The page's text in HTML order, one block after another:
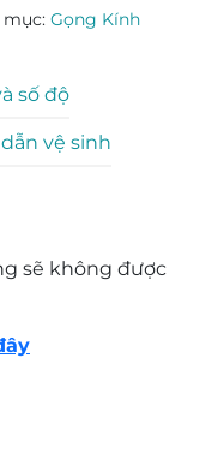
mục: Gọng Kính
số độ
vệ sinh
sẽ không được